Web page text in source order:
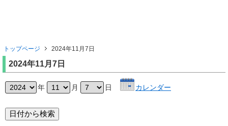
トップページ 2024年11月7日
2024年11月7日
年 月 日 カレンダー